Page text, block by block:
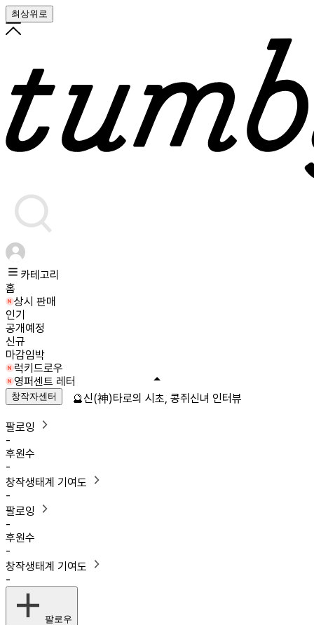
최상위로
카테고리
홈
상시 판매
인기
공개예정
신규
마감임박
럭키드로우
영퍼센트 레터
창작자센터
팔로잉
-
후원수
-
창작생태계 기여도
-
팔로잉
-
후원수
-
창작생태계 기여도
-
팔로우
🔮신(神)타로의 시초, 콩쥐신녀 인터뷰